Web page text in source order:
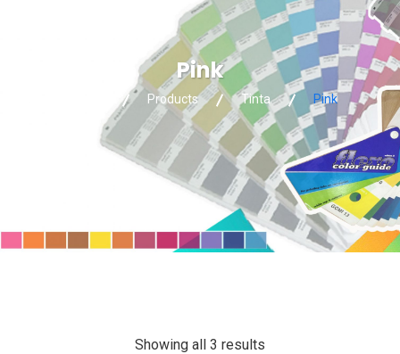
Pink
Products Tinta Pink
Showing all 3 results